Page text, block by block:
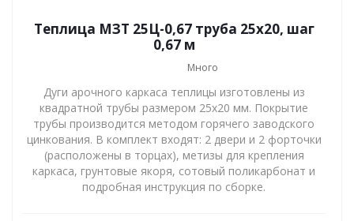
Теплица МЗТ 25Ц-0,67 труба 25х20, шаг
0,67 м
Много
Дуги арочного каркаса теплицы изготовлены из
квадратной трубы размером 25х20 мм. Покрытие
трубы производится методом горячего заводского
цинкования. В комплект входят: 2 двери и 2 форточки
(расположены в торцах), метизы для крепления
каркаса, грунтовые якоря, сотовый поликарбонат и
подробная инструкция по сборке.